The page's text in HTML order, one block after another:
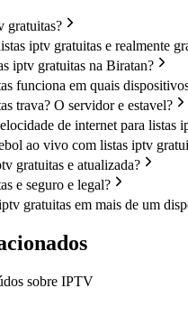
gratuitas?
iptv gratuitas e realmente
iptv gratuitas na Biratan?
funciona em quais
trava? O servidor e estavel?
de internet para listas
ao vivo com listas iptv
gratuitas e atualizada?
e seguro e legal?
gratuitas em mais de um
sobre IPTV